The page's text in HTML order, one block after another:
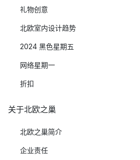
礼物创意
北欧室内设计趋势
2024 黑色星期五
网络星期一
折扣
关于北欧之巢
北欧之巢简介
企业责任